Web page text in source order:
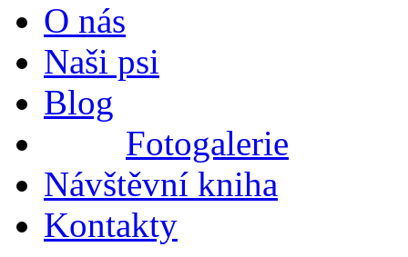
O nás
Naši psi
Blog
Fotogalerie
Návštěvní kniha
Kontakty